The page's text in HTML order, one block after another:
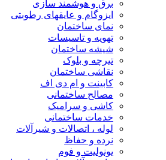
برق و هوشمند سازی
ایزوگام و عایقهای رطوبتی
نمای ساختمان
تهویه و تاسیسات
شیشه ساختمان
تیرچه و بلوک
نقاشی ساختمان
کابینت و ام دی اف
مصالح ساختمانی
کاشی و سرامیک
خدمات ساختمانی
لوله ، اتصالات و شیرآلات
نرده و حفاظ
یونولیت و فوم